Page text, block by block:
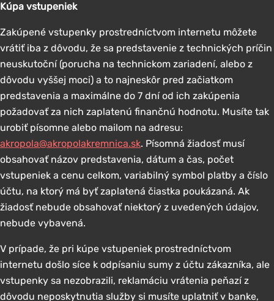
Kúpa vstupeniek
Zakúpené vstupenky prostredníctvom internetu môžete
vrátiť iba z dôvodu, že sa predstavenie z technických príčin
neuskutoční (porucha na technickom zariadení, alebo z
dôvodu vyššej moci) a to najneskôr pred začiatkom
predstavenia a maximálne do 7 dní od ich zakúpenia
požadovať za nich zaplatenú finančnú hodnotu. Musíte tak
urobiť písomne alebo mailom na adresu:
akropola@akropolakremnica.sk. Písomná žiadosť musí
obsahovať názov predstavenia, dátum a čas, počet
vstupeniek a cenu celkom, variabilný symbol platby a číslo
účtu, na ktorý má byť zaplatená čiastka poukázaná. Ak
žiadosť nebude obsahovať niektorý z uvedených údajov,
nebude vybavená.
V prípade, že pri kúpe vstupeniek prostredníctvom
internetu došlo síce k odpísaniu sumy z účtu zákazníka, ale
vstupenky sa nezobrazili, reklamáciu vrátenia peňazí z
dôvodu neposkytnutia služby si musíte uplatniť v banke,